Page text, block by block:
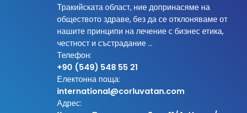
Тракийската област, ние допринасяме на
обществото здраве, без да се отклоняваме от
нашите принципи на лечение с бизнес етика,
честност и състрадание …
Телефон:
+90 (549) 548 55 21
Електонна поща:
international@corluvatan.com
Адрес: